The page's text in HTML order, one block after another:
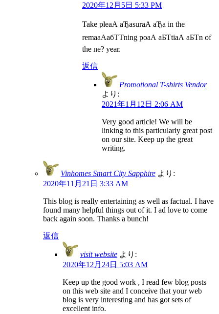
2020年12月5日 5:33 PM
Take pleаА аЂаsurаА аЂа in the
remaаАабТТning poаА аБТtiаА аБТn of
the ne? year.
返信
Promotional T-shirts Vendor
より:
2021年1月12日 2:06 AM
Very good article! We will be
linking to this particularly great post
on our site. Keep up the great
writing.
Vinhomes Smart City Sapphire より:
2020年11月21日 3:33 AM
This blog is really entertaining as well as factual. I have
found many helpful things out of it. I ad love to come
back again soon. Thanks a bunch!
返信
visit website より:
2020年12月24日 5:03 AM
Keep up the good work , I read few blog posts
on this web site and I conceive that your web
blog is very interesting and has got sets of
excellent info.